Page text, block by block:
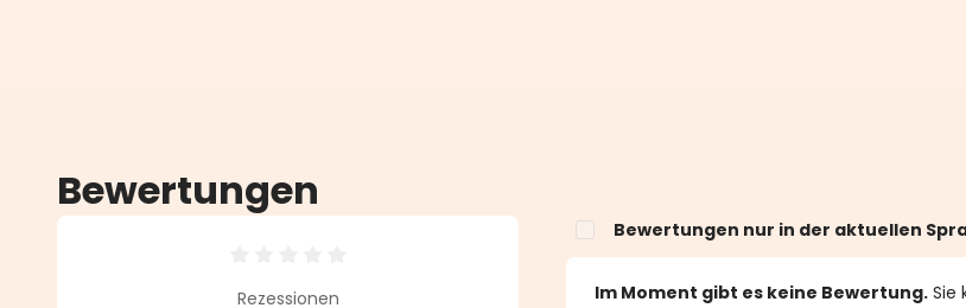
Bewertungen
Durchschnittliche Bewertung von 0 von 5 Sternen
Rezessionen
Bewertungen nur in der aktuellen
Im Moment gibt es keine Bewertung. Sie